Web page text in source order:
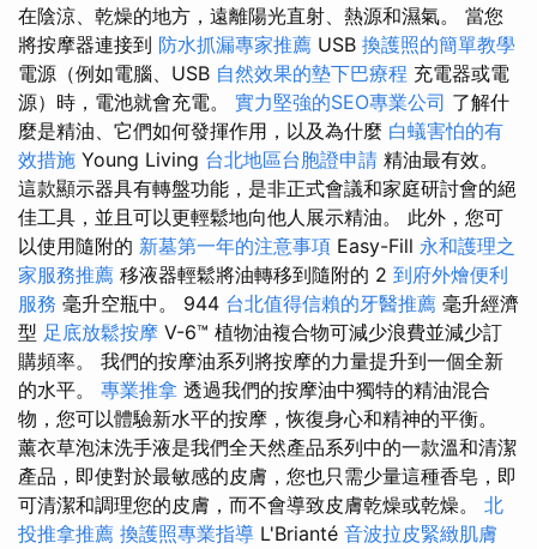
在陰涼、乾燥的地方，遠離陽光直射、熱源和濕氣。 當您
將按摩器連接到 防水抓漏專家推薦 USB 換護照的簡單教學
電源（例如電腦、USB 自然效果的墊下巴療程 充電器或電
源）時，電池就會充電。 實力堅強的SEO專業公司 了解什
麼是精油、它們如何發揮作用，以及為什麼 白蟻害怕的有
效措施 Young Living 台北地區台胞證申請 精油最有效。
這款顯示器具有轉盤功能，是非正式會議和家庭研討會的絕
佳工具，並且可以更輕鬆地向他人展示精油。 此外，您可
以使用隨附的 新墓第一年的注意事項 Easy-Fill 永和護理之
家服務推薦 移液器輕鬆將油轉移到隨附的 2 到府外燴便利
服務 毫升空瓶中。 944 台北值得信賴的牙醫推薦 毫升經濟
型 足底放鬆按摩 V-6™ 植物油複合物可減少浪費並減少訂
購頻率。 我們的按摩油系列將按摩的力量提升到一個全新
的水平。 專業推拿 透過我們的按摩油中獨特的精油混合
物，您可以體驗新水平的按摩，恢復身心和精神的平衡。
薰衣草泡沫洗手液是我們全天然產品系列中的一款溫和清潔
產品，即使對於最敏感的皮膚，您也只需少量這種香皂，即
可清潔和調理您的皮膚，而不會導致皮膚乾燥或乾燥。 北
投推拿推薦 換護照專業指導 L'Brianté 音波拉皮緊緻肌膚